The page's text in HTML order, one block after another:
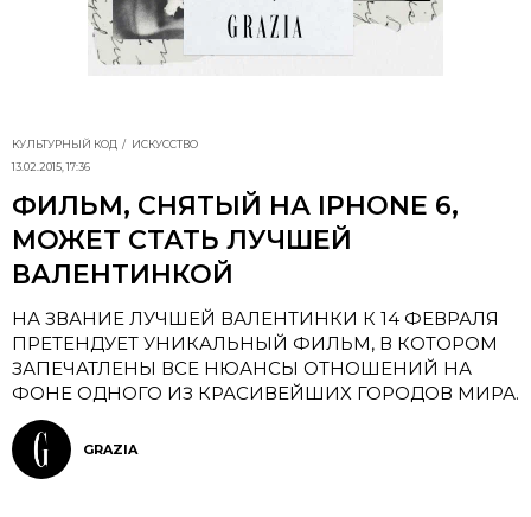
КУЛЬТУРНЫЙ КОД
ИСКУССТВО
13.02.2015, 17:36
ФИЛЬМ, СНЯТЫЙ НА IPHONE 6,
МОЖЕТ СТАТЬ ЛУЧШЕЙ
ВАЛЕНТИНКОЙ
НА ЗВАНИЕ ЛУЧШЕЙ ВАЛЕНТИНКИ К 14 ФЕВРАЛЯ
ПРЕТЕНДУЕТ УНИКАЛЬНЫЙ ФИЛЬМ, В КОТОРОМ
ЗАПЕЧАТЛЕНЫ ВСЕ НЮАНСЫ ОТНОШЕНИЙ НА
ФОНЕ ОДНОГО ИЗ КРАСИВЕЙШИХ ГОРОДОВ МИРА.
GRAZIA